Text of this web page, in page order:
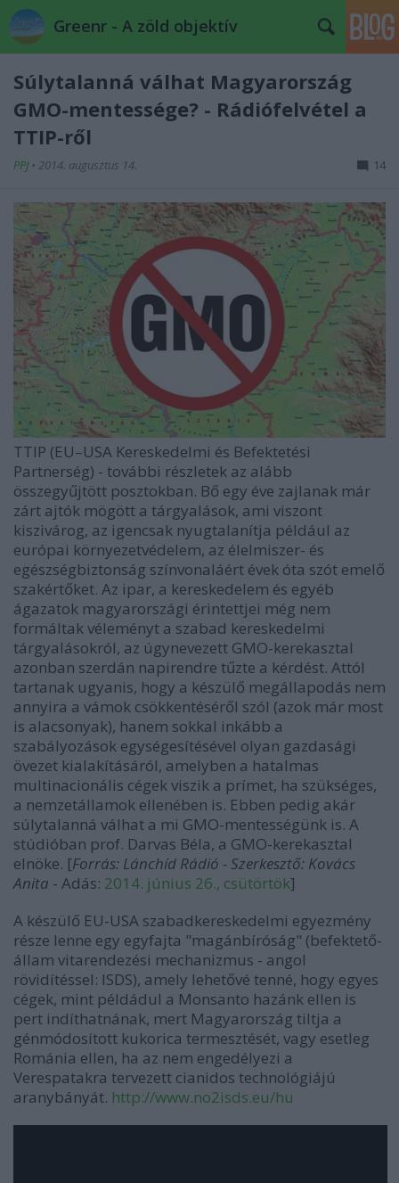
Greenr - A zöld objektív
Súlytalanná válhat Magyarország
GMO-mentessége? - Rádiófelvétel a
TTIP-ről
PPJ • 2014. augusztus 14. 14
TTIP (EU–USA Kereskedelmi és Befektetési
Partnerség) - további részletek az alább
összegyűjtött posztokban. Bő egy éve zajlanak már
zárt ajtók mögött a tárgyalások, ami viszont
kiszivárog, az igencsak nyugtalanítja például az
európai környezetvédelem, az élelmiszer- és
egészségbiztonság színvonaláért évek óta szót emelő
szakértőket. Az ipar, a kereskedelem és egyéb
ágazatok magyarországi érintettjei még nem
formáltak véleményt a szabad kereskedelmi
tárgyalásokról, az úgynevezett GMO-kerekasztal
azonban szerdán napirendre tűzte a kérdést. Attól
tartanak ugyanis, hogy a készülő megállapodás nem
annyira a vámok csökkentéséről szól (azok már most
is alacsonyak), hanem sokkal inkább a
szabályozások egységesítésével olyan gazdasági
övezet kialakításáról, amelyben a hatalmas
multinacionális cégek viszik a prímet, ha szükséges,
a nemzetállamok ellenében is. Ebben pedig akár
súlytalanná válhat a mi GMO-mentességünk is. A
stúdióban prof. Darvas Béla, a GMO-kerekasztal
elnöke. [Forrás: Lánchíd Rádió - Szerkesztő: Kovács
Anita - Adás: 2014. június 26., csütörtök]
A készülő EU-USA szabadkereskedelmi egyezmény
része lenne egy egyfajta "magánbíróság" (befektető-
állam vitarendezési mechanizmus - angol
rövidítéssel: ISDS), amely lehetővé tenné, hogy egyes
cégek, mint példádul a Monsanto hazánk ellen is
pert indíthatnának, mert Magyarország tiltja a
génmódosított kukorica termesztését, vagy esetleg
Románia ellen, ha az nem engedélyezi a
Verespatakra tervezett cianidos technológiájú
aranybányát. http://www.no2isds.eu/hu